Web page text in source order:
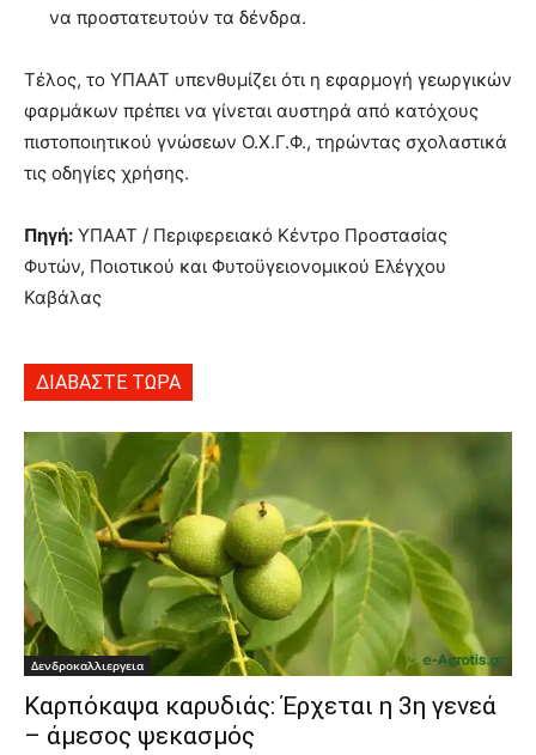
να προστατευτούν τα δένδρα.
Τέλος, το ΥΠΑΑΤ υπενθυμίζει ότι η εφαρμογή γεωργικών
φαρμάκων πρέπει να γίνεται αυστηρά από κατόχους
πιστοποιητικού γνώσεων Ο.Χ.Γ.Φ., τηρώντας σχολαστικά
τις οδηγίες χρήσης.
Πηγή: ΥΠΑΑΤ / Περιφερειακό Κέντρο Προστασίας
Φυτών, Ποιοτικού και Φυτοϋγειονομικού Ελέγχου
Καβάλας
ΔΙΑΒΑΣΤΕ ΤΩΡΑ
Δενδροκαλλιεργεια
Καρπόκαψα καρυδιάς: Έρχεται η 3η γενεά
– άμεσος ψεκασμός